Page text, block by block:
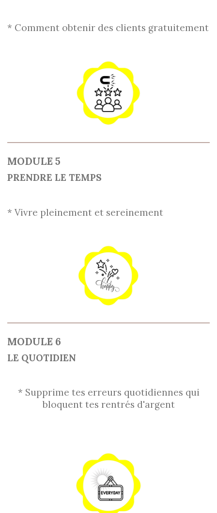
* Comment obtenir des clients gratuitement
MODULE 5
PRENDRE LE TEMPS
* Vivre pleinement et sereinement
MODULE 6
LE QUOTIDIEN
* Supprime tes erreurs quotidiennes qui
bloquent tes rentrés d'argent